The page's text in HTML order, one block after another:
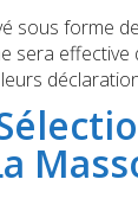
sous forme
sera effective